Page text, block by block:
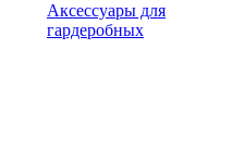
Аксессуары для
гардеробных